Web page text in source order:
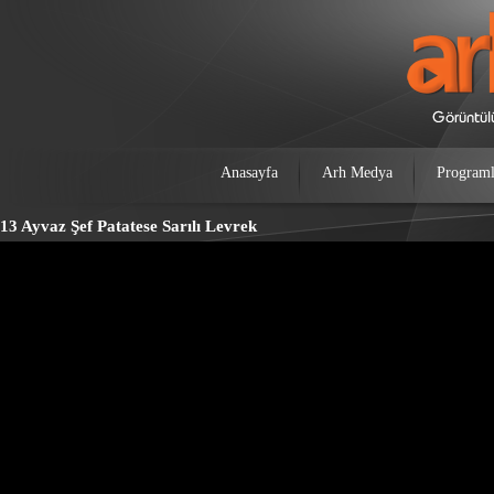
Anasayfa Arh Medya
13 Ayvaz Şef Patatese Sarılı Levrek